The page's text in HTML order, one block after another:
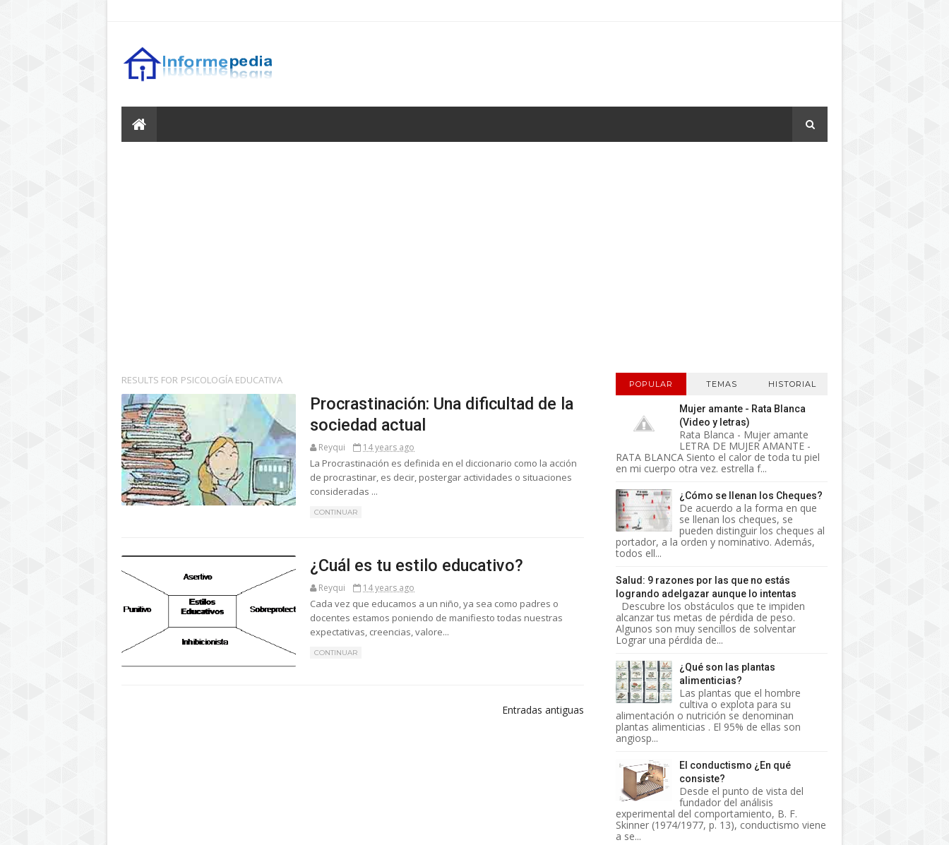
RESULTS FOR PSICOLOGÍA EDUCATIVA
Procrastinación: Una dificultad de la
sociedad actual
Reyqui 14 years ago
La Procrastinación es definida en el diccionario como la acción
de procrastinar, es decir, postergar actividades o situaciones
consideradas ...
CONTINUAR
¿Cuál es tu estilo educativo?
Reyqui 14 years ago
Cada vez que educamos a un niño, ya sea como padres o
docentes estamos poniendo de manifiesto todas nuestras
expectativas, creencias, valore...
CONTINUAR
Entradas antiguas
POPULAR TEMAS HISTORIAL
Mujer amante - Rata Blanca
(Video y letras)
Rata Blanca - Mujer amante
LETRA DE MUJER AMANTE -
RATA BLANCA Siento el calor de toda tu piel
en mi cuerpo otra vez. estrella f...
¿Cómo se llenan los Cheques?
De acuerdo a la forma en que
se llenan los cheques, se
pueden distinguir los cheques al
portador, a la orden y nominativo. Además,
todos ell...
Salud: 9 razones por las que no estás
logrando adelgazar aunque lo intentas
Descubre los obstáculos que te impiden
alcanzar tus metas de pérdida de peso.
Algunos son muy sencillos de solventar
Lograr una pérdida de...
¿Qué son las plantas
alimenticias?
Las plantas que el hombre
cultiva o explota para su
alimentación o nutrición se denominan
plantas alimenticias . El 95% de ellas son
angiosp...
El conductismo ¿En qué
consiste?
Desde el punto de vista del
fundador del análisis
experimental del comportamiento, B. F.
Skinner (1974/1977, p. 13), conductismo viene
a se...